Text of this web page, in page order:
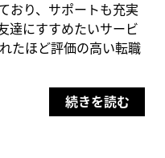
おり、サポートも充実
達にすすめたいサービ
たほど評価の高い転職
続きを読む